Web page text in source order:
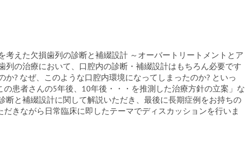
考えた欠損歯列の診断と補綴設計 ～オーバートリートメントとア
列の治療において、口腔内の診断・補綴設計はもちろん必要です
か? なぜ、このような口腔内環境になってしまったのか? といっ
患者さんの5年後、10年後・・・を推測した治療方針の立案」な
断と補綴設計に関して解説いただき、最後に長期症例をお持ちの
きながら日常臨床に即したテーマでディスカッションを行いま